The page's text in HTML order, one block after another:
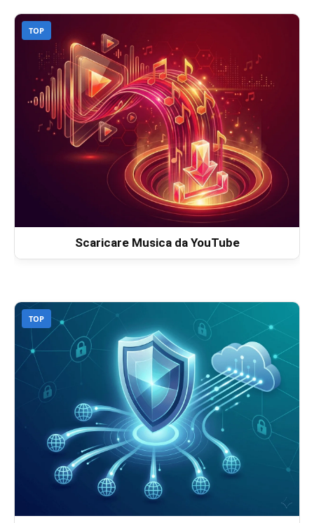
TOP
Scaricare Musica da YouTube
TOP